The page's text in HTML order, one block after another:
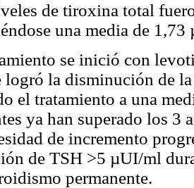
de tiroxina total
una media de
se inició con
logró la disminución de
el tratamiento a una
ya han superado los 3
de incremento
de TSH >5 µUI/ml
permanente.